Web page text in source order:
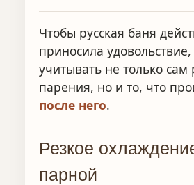
Чтобы русская баня
приносила
учитывать не только
парения, но и то, что
после него.
Резкое
парной